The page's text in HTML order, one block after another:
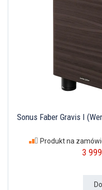
Sonus Faber Gravis I
Produkt na
3